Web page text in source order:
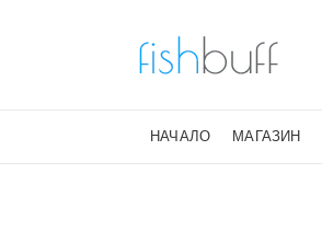
НАЧАЛО МАГАЗИН